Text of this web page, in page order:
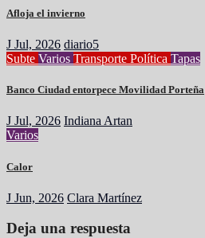
Afloja el invierno
J Jul, 2026 diario5
Subte Varios Transporte Política Tapas
Banco Ciudad entorpece Movilidad Porteña
J Jul, 2026 Indiana Artan
Varios
Calor
J Jun, 2026 Clara Martínez
Deja una respuesta